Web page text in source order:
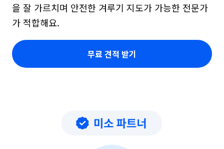
을 잘 가르치며 안전한 겨루기 지도가 가능한 전문가
가 적합해요.
무료 견적 받기